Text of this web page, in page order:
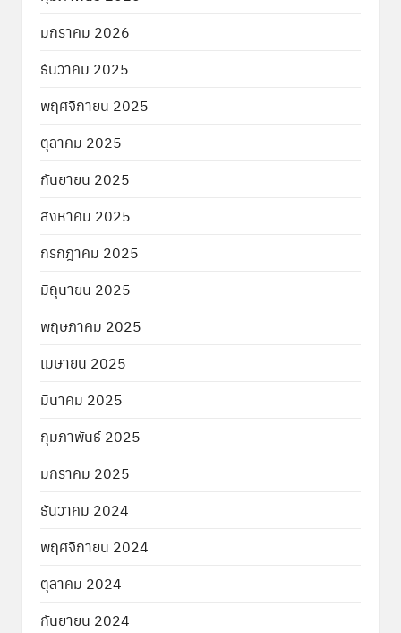
มกราคม 2026
ธันวาคม 2025
พฤศจิกายน 2025
ตุลาคม 2025
กันยายน 2025
สิงหาคม 2025
กรกฎาคม 2025
มิถุนายน 2025
พฤษภาคม 2025
เมษายน 2025
มีนาคม 2025
กุมภาพันธ์ 2025
มกราคม 2025
ธันวาคม 2024
พฤศจิกายน 2024
ตุลาคม 2024
กันยายน 2024